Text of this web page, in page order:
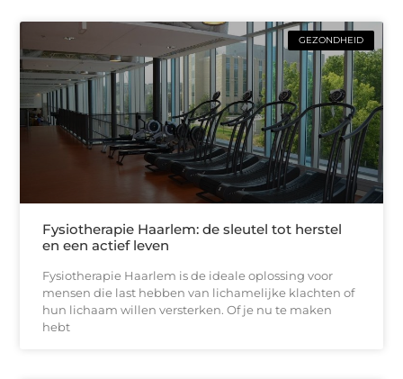
GEZONDHEID
Fysiotherapie Haarlem: de sleutel tot herstel
en een actief leven
Fysiotherapie Haarlem is de ideale oplossing voor
mensen die last hebben van lichamelijke klachten of
hun lichaam willen versterken. Of je nu te maken
hebt